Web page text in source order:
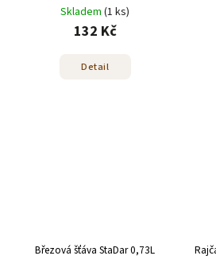
Skladem (1 ks)
132 Kč
Detail
Březová šťáva StaDar 0,73L